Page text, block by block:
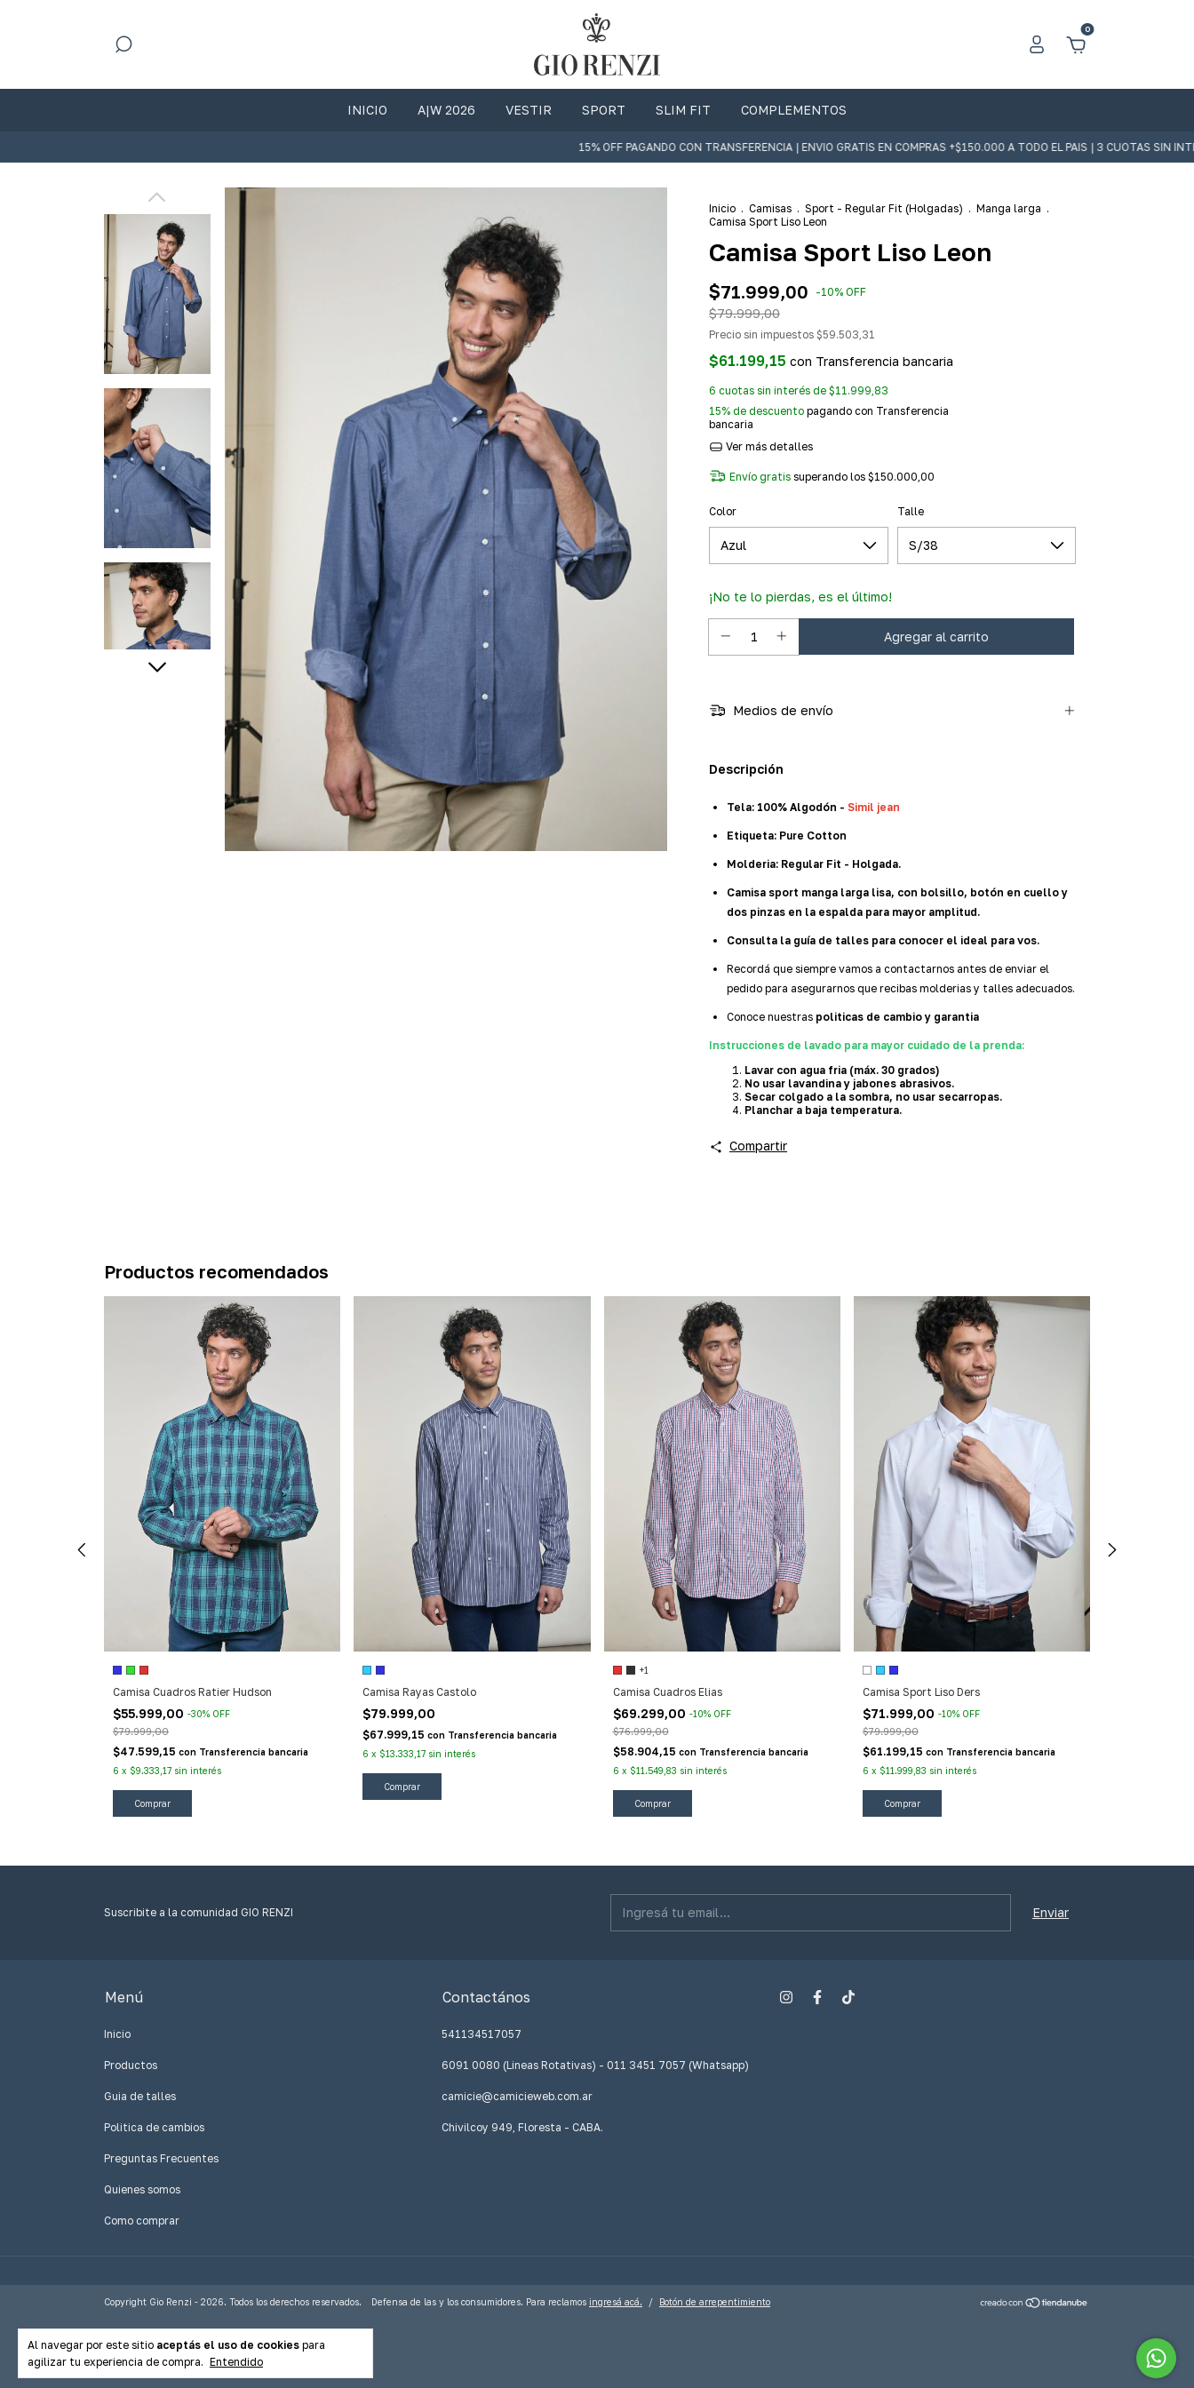
0
INICIO A|W 2026 VESTIR SPORT SLIM FIT COMPLEMENTOS
15% OFF PAGANDO CON TRANSFERENCIA | ENVIO GRATIS EN COMPRAS +$150.000 A TODO EL PAIS | 3 CUOTAS SIN INTERES | 6
Al navegar por este sitio aceptás el uso de cookies para
agilizar tu experiencia de compra. Entendido
Inicio . Camisas . Sport - Regular Fit (Holgadas) . Manga larga .
Camisa Sport Liso Leon
Camisa Sport Liso Leon
$71.999,00 -10% OFF
$79.999,00
Precio sin impuestos $59.503,31
$61.199,15 con Transferencia bancaria
6 cuotas sin interés de $11.999,83
15% de descuento pagando con Transferencia
bancaria
Ver más detalles
Envío gratis superando los $150.000,00
Color Talle
¡No te lo pierdas, es el último!
Medios de envío
Descripción
Tela: 100% Algodón - Simil jean
Etiqueta: Pure Cotton
Molderia: Regular Fit - Holgada.
Camisa sport manga larga lisa, con bolsillo, botón en cuello y
dos pinzas en la espalda para mayor amplitud.
Consulta la guía de talles para conocer el ideal para vos.
Recordá que siempre vamos a contactarnos antes de enviar el
pedido para asegurarnos que recibas molderias y talles adecuados.
Conoce nuestras politicas de cambio y garantia
Instrucciones de lavado para mayor cuidado de la prenda:
Lavar con agua fria (máx. 30 grados)
No usar lavandina y jabones abrasivos.
Secar colgado a la sombra, no usar secarropas.
Planchar a baja temperatura.
Compartir
Productos recomendados
Camisa Cuadros Ratier Hudson
$55.999,00 -30% OFF
$79.999,00
$47.599,15 con Transferencia bancaria
6 x $9.333,17 sin interés
Comprar
Camisa Rayas Castolo
$79.999,00
$67.999,15con Transferencia bancaria
6 x $13.333,17 sin interés
Comprar
+1
Camisa Cuadros Elias
$69.299,00 -10% OFF
$76.999,00
$58.904,15 con Transferencia bancaria
6 x $11.549,83 sin interés
Comprar
Camisa Sport Liso Ders
$71.999,00 -10% OFF
$79.999,00
$61.199,15 con Transferencia bancaria
6 x $11.999,83 sin interés
Comprar
Suscribite a la comunidad GIO RENZI
Menú
Inicio
Productos
Guia de talles
Politica de cambios
Preguntas Frecuentes
Quienes somos
Como comprar
Contactános
541134517057
6091 0080 (Lineas Rotativas) - 011 3451 7057 (Whatsapp)
camicie@camicieweb.com.ar
Chivilcoy 949, Floresta - CABA.
Copyright Gio Renzi - 2026. Todos los derechos reservados. Defensa de las y los consumidores. Para reclamos ingresá acá. / Botón de arrepentimiento